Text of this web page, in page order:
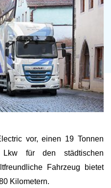
vor, einen 19 Tonnen
Lkw für den städtischen
Fahrzeug bietet
Kilometern.